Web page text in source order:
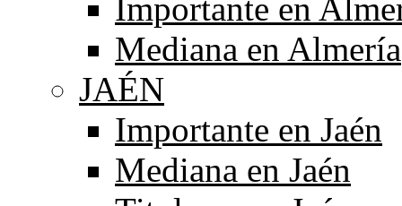
Importante en
Mediana en Almería
JAÉN
Importante en Jaén
Mediana en Jaén